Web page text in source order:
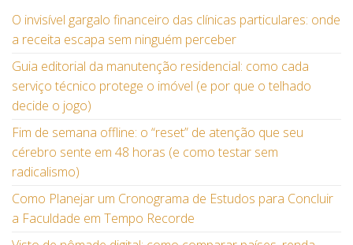
O invisível gargalo financeiro das clínicas particulares: onde
a receita escapa sem ninguém perceber
Guia editorial da manutenção residencial: como cada
serviço técnico protege o imóvel (e por que o telhado
decide o jogo)
Fim de semana offline: o “reset” de atenção que seu
cérebro sente em 48 horas (e como testar sem
radicalismo)
Como Planejar um Cronograma de Estudos para Concluir
a Faculdade em Tempo Recorde